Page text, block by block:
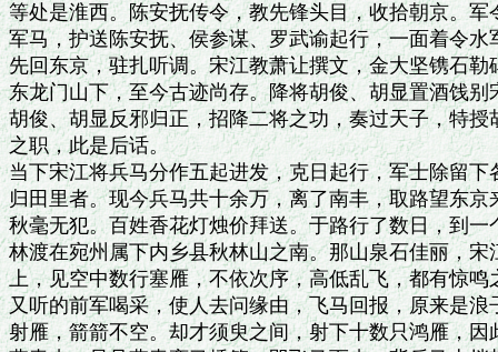
等处是淮西。陈安抚传令，教先锋头目，收拾朝京。
军马，护送陈安抚、侯参谋、罗武谕起行，一面着令
先回东京，驻扎听调。宋江教萧让撰文，金大坚镌石
东龙门山下，至今古迹尚存。降将胡俊、胡显置酒饯
胡俊、胡显反邪归正，招降二将之功，奏过天子，特
之职，此是后话。
当下宋江将兵马分作五起进发，克日起行，军士除留
归田里者。现今兵马共十余万，离了南丰，取路望东
秋毫无犯。百姓香花灯烛价拜送。于路行了数日，到
林渡在宛州属下内乡县秋林山之南。那山泉石佳丽，
上，见空中数行塞雁，不依次序，高低乱飞，都有惊
又听的前军喝采，使人去问缘由，飞马回报，原来是
射雁，箭箭不空。却才须臾之间，射下十数只鸿雁，